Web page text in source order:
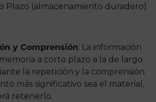
Plazo (almacenamiento duradero)
y Comprensión: La información
a corto plazo a la de largo
la repetición y la comprensión
más significativo sea el material,
retenerlo.